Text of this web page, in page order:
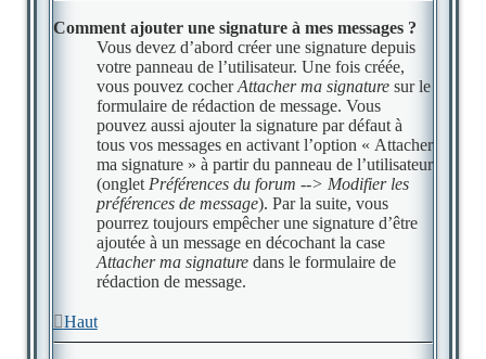
Comment ajouter une signature à mes messages ?
Vous devez d’abord créer une signature depuis
votre panneau de l’utilisateur. Une fois créée,
vous pouvez cocherAttacher ma signaturesur le
formulaire de rédaction de message. Vous
pouvez aussi ajouter la signature par défaut à
tous vos messages en activant l’option « Attacher
ma signature » à partir du panneau de l’utilisateur
(onglet Préférences du forum --> Modifier les
préférences de message). Par la suite, vous
pourrez toujours empêcher une signature d’être
ajoutée à un message en décochant la case
Attacher ma signaturedans le formulaire de
rédaction de message.
Haut